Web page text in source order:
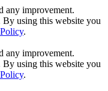
any improvement.
By using this website you
.
any improvement.
By using this website you
.